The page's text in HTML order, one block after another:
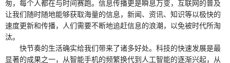
匆，每个人都在与时间赛跑。信息传播更是瞬息万变，互联网的普及
让我们随时随地能够获取海量的信息，新闻、资讯、知识等以极快的
速度更新和传播，人们需要不断地追赶信息的浪潮，以免被时代所淘
汰。
快节奏的生活确实给我们带来了诸多好处。科技的快速发展是最
显著的成果之一，从智能手机的频繁换代到人工智能的逐渐兴起，从